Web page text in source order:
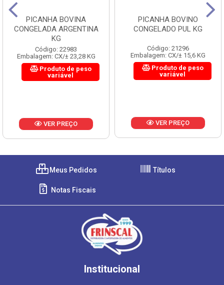
PICANHA BOVINA
CONGELADA ARGENTINA
KG
Código: 22983
Embalagem: CX/± 23,28 KG
Produto de peso
variável
VER PREÇO
PICANHA BOVINO
CONGELADO PUL KG
Código: 21296
Embalagem: CX/± 15,6 KG
Produto de peso
variável
VER PREÇO
Meus Pedidos Títulos
Notas Fiscais
Institucional